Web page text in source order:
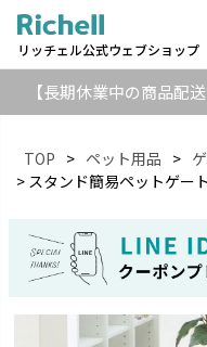
リッチェル公式ウェブショップ
【長期休業中の商品配
TOP ペット用品
スタンド簡易ペットゲー